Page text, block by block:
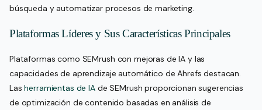
búsqueda y automatizar procesos de marketing.
Plataformas Líderes y Sus Características Principales
Plataformas como SEMrush con mejoras de IA y las
capacidades de aprendizaje automático de Ahrefs destacan.
Lasherramientas de IAde SEMrush proporcionan sugerencias
de optimización de contenido basadas en análisis de